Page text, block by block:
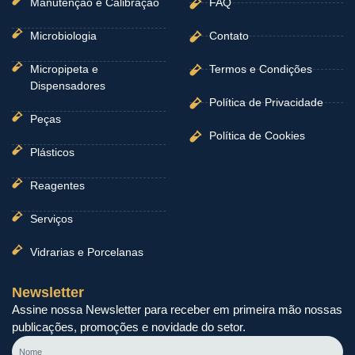
Manutenção e Calibração
Microbiologia
Micropipeta e
Dispensadores
Peças
Plásticos
Reagentes
Serviços
Vidrarias e Porcelanas
FAQ
Contato
Termos e Condições
Política de Privacidade
Política de Cookies
Newsletter
Assine nossa Newsletter para receber em primeira mão nossas
publicações, promoções e novidade do setor.
Nome